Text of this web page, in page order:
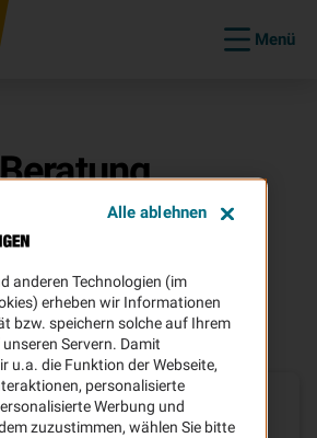
Menü
Beratung
unseren Versicherungen oder
für Sie
vhv.de
anderen Technologien (im
erheben wir Informationen
bzw. speichern solche auf Ihrem
Servern. Damit
u.a. die Funktion der Webseite,
personalisierte
Werbung und
zuzustimmen, wählen Sie bitte
Alle ablehnen